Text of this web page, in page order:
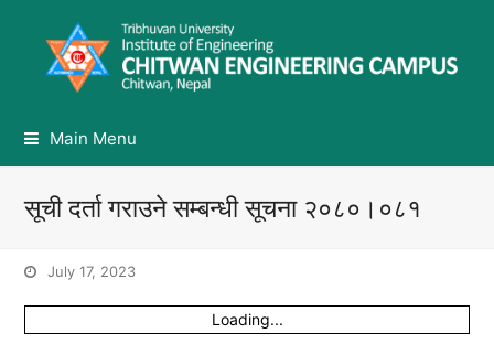
Main Menu
सूची दर्ता गराउने सम्बन्धी सूचना २०८०।०८१
July 17, 2023
Loading...